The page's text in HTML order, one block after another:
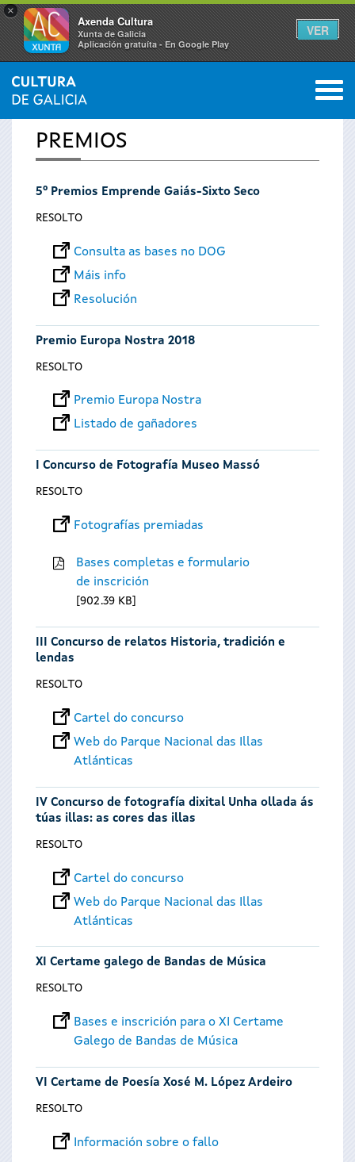
×
Axenda Cultura
Xunta de Galicia
Aplicación gratuíta - En Google Play
VER
Vostede
está
aquí
INICIO 0
PREMIOS
5º Premios Emprende Gaiás-Sixto Seco
RESOLTO
Consulta as bases no DOG
Máis info
Resolución
Premio Europa Nostra 2018
RESOLTO
Premio Europa Nostra
Listado de gañadores
I Concurso de Fotografía Museo Massó
RESOLTO
Fotografías premiadas
Bases completas e formulario
de inscrición
902.39 KB
III Concurso de relatos Historia, tradición e
lendas
RESOLTO
Cartel do concurso
Web do Parque Nacional das Illas
Atlánticas
IV Concurso de fotografía dixital Unha ollada ás
túas illas: as cores das illas
RESOLTO
Cartel do concurso
Web do Parque Nacional das Illas
Atlánticas
XI Certame galego de Bandas de Música
RESOLTO
Bases e inscrición para o XI Certame
Galego de Bandas de Música
VI Certame de Poesía Xosé M. López Ardeiro
RESOLTO
Información sobre o fallo